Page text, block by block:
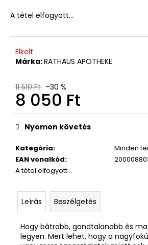
A tétel elfogyott…
Elkelt
Márka:RATHAUS APOTHEKE
11 510 Ft –30 %
8 050 Ft
Egységár:
Kategória:
Minden
EAN vonalkód:
A tétel elfogyott…
Nyomon követés
Leírás Beszélgetés
Hogy bátrabb, gondtalanabb és
legyen. Mert lehet, hogy a
4
18
990
Ft